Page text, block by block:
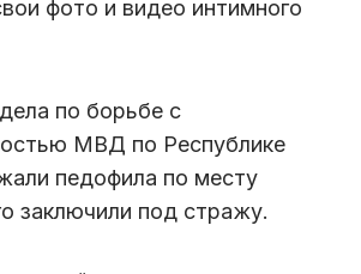
фото и видео интимного
по борьбе с
МВД по Республике
педофила по месту
заключили под стражу.